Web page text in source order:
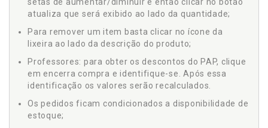
atualiza que será exibido ao lado da quantidade;
Para remover um item basta clicar no ícone da
lixeira ao lado da descrição do produto;
Professores: para obter os descontos do PAP, clique
em encerra compra e identifique-se. Após essa
identificação os valores serão recalculados.
Os pedidos ficam condicionados a disponibilidade de
estoque;